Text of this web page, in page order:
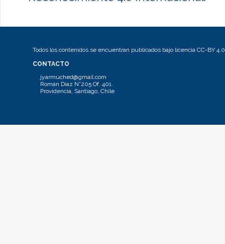
Todos los contenidos se encuentran publicados bajo licencia CC-BY 4.0
CONTACTO
jyarmuched@gmail.com
Román Díaz N°205 Of. 401.
Providencia, Santiago, Chile